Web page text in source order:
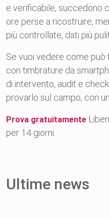
e verificabile, succedono
ore perse a ricostruire,
più controllate, dati più
Se vuoi vedere come
con timbrature da
di intervento, audit e
provarlo sul campo, con
Prova gratuitamente
per 14 giorni.
Ultime news